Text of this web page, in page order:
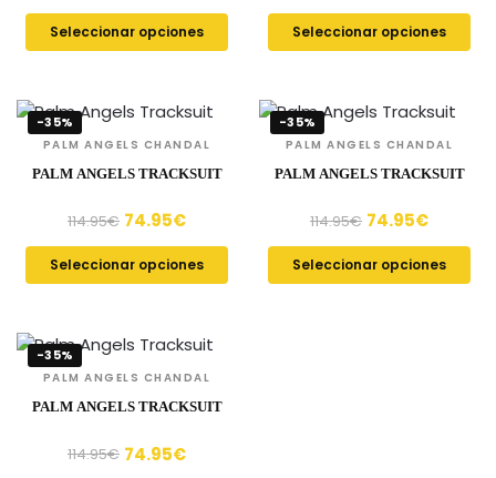
Seleccionar opciones Seleccionar opciones
-35%
PALM ANGELS CHANDAL
PALM ANGELS TRACKSUIT
114.95€ 74.95€
Seleccionar opciones
-35%
PALM ANGELS CHANDAL
PALM ANGELS TRACKSUIT
114.95€ 74.95€
Seleccionar opciones
-35%
PALM ANGELS CHANDAL
PALM ANGELS TRACKSUIT
114.95€ 74.95€